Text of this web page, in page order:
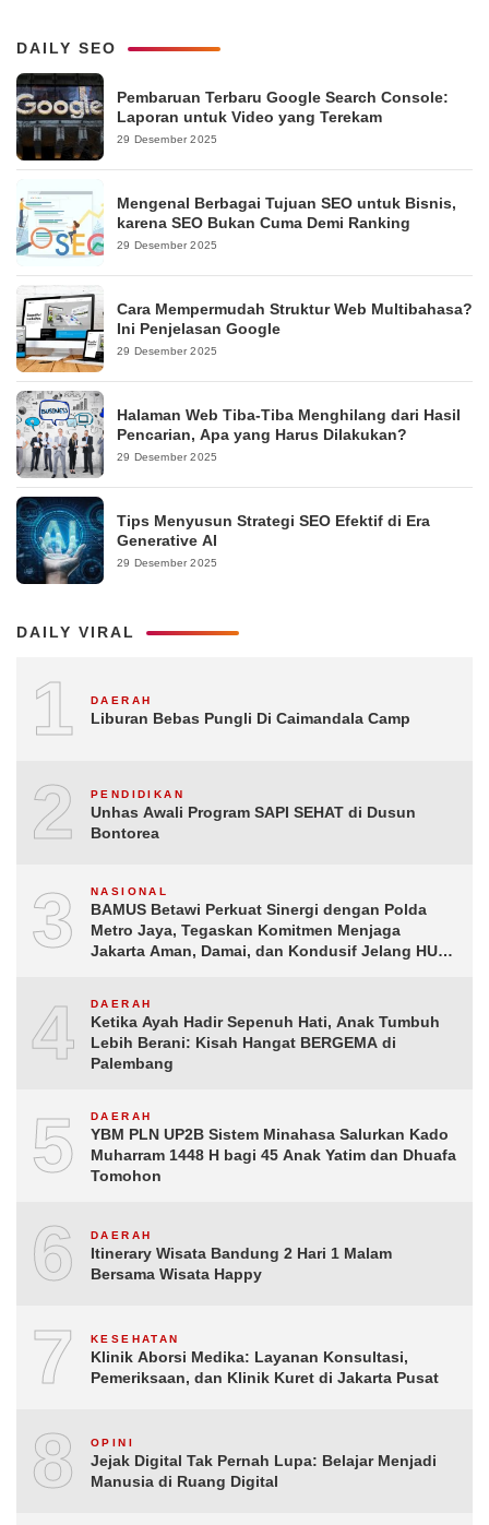
DAILY SEO
Pembaruan Terbaru Google Search Console:
Laporan untuk Video yang Terekam
29 Desember 2025
Mengenal Berbagai Tujuan SEO untuk Bisnis,
karena SEO Bukan Cuma Demi Ranking
29 Desember 2025
Cara Mempermudah Struktur Web Multibahasa?
Ini Penjelasan Google
29 Desember 2025
Halaman Web Tiba-Tiba Menghilang dari Hasil
Pencarian, Apa yang Harus Dilakukan?
29 Desember 2025
Tips Menyusun Strategi SEO Efektif di Era
Generative AI
29 Desember 2025
DAILY VIRAL
1 DAERAH
Liburan Bebas Pungli Di Caimandala Camp
2 PENDIDIKAN
Unhas Awali Program SAPI SEHAT di Dusun
Bontorea
3 NASIONAL
BAMUS Betawi Perkuat Sinergi dengan Polda
Metro Jaya, Tegaskan Komitmen Menjaga
Jakarta Aman, Damai, dan Kondusif Jelang HUT
4 DAERAH
Ketika Ayah Hadir Sepenuh Hati, Anak Tumbuh
Lebih Berani: Kisah Hangat BERGEMA di
Palembang
5 DAERAH
YBM PLN UP2B Sistem Minahasa Salurkan Kado
Muharram 1448 H bagi 45 Anak Yatim dan Dhuafa
Tomohon
6 DAERAH
Itinerary Wisata Bandung 2 Hari 1 Malam
Bersama Wisata Happy
7 KESEHATAN
Klinik Aborsi Medika: Layanan Konsultasi,
Pemeriksaan, dan Klinik Kuret di Jakarta Pusat
8 OPINI
Jejak Digital Tak Pernah Lupa: Belajar Menjadi
Manusia di Ruang Digital